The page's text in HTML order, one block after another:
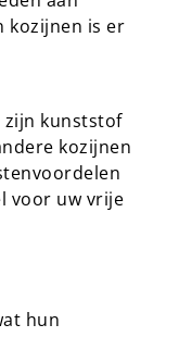
kozijnen is er
zijn kunststof
kozijnen
voor uw vrije
hun